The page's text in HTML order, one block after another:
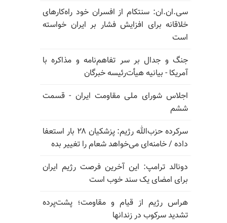
سی.ان.ان: سنتکام از افسران خود راه‌کارهای
خلاقانه برای افزایش فشار بر ایران خواسته
است
جنگ و جدال بر سر تفاهم‌نامه و مذاکره با
آمریکا - بیانیه هیأت‌رئیسه خبرگان
اجلاس شورای ملی مقاومت ایران - قسمت
ششم
سرکرده حزب‌الله رژیم: پزشکیان ۲۸ بار استعفا
داده / خامنه‌ای می‌خواهد شعام را تغییر بده
دونالد ترامپ: این آخرین فرصت رژیم ایران
برای امضای یک سند خوب است
هراس رژیم از قیام و مقاومت؛ پشت‌پرده
تشدید سرکوب در زندانها